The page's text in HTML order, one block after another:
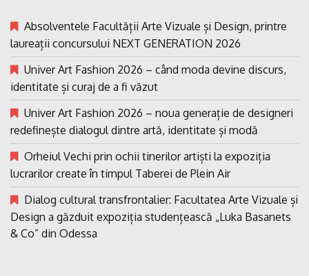
Absolventele Facultății Arte Vizuale și Design, printre
laureații concursului NEXT GENERATION 2026
Univer Art Fashion 2026 – când moda devine discurs,
identitate și curaj de a fi văzut
Univer Art Fashion 2026 – noua generație de designeri
redefinește dialogul dintre artă, identitate și modă
Orheiul Vechi prin ochii tinerilor artiști la expoziția
lucrarilor create în timpul Taberei de Plein Air
Dialog cultural transfrontalier: Facultatea Arte Vizuale și
Design a găzduit expoziția studențească „Luka Basanets
& Co” din Odessa